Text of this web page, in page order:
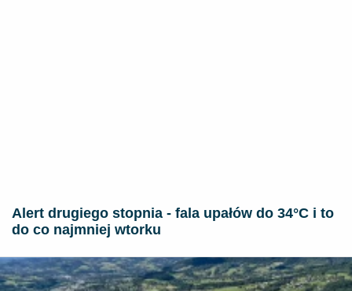
Alert drugiego stopnia - fala upałów do 34°C i to
do co najmniej wtorku